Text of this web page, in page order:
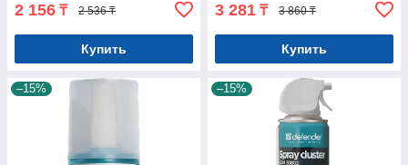
2 156 ₸ 2 536 ₸
Купить
3 281 ₸ 3 860 ₸
Купить
–15% –15%